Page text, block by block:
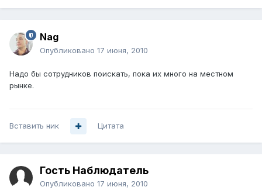
Nag
Опубликовано 17 июня, 2010
Надо бы сотрудников поискать, пока их много на местном
рынке.
Вставить ник Цитата
Гость Наблюдатель
Опубликовано 17 июня, 2010